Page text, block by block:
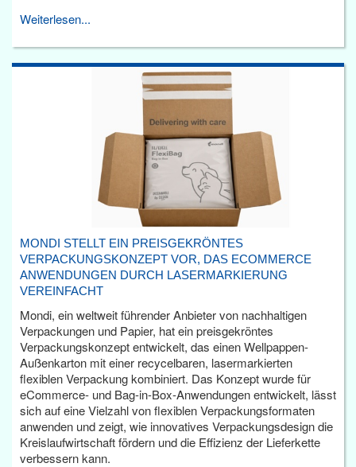
Weiterlesen...
MONDI STELLT EIN PREISGEKRÖNTES
VERPACKUNGSKONZEPT VOR, DAS ECOMMERCE
ANWENDUNGEN DURCH LASERMARKIERUNG
VEREINFACHT
Mondi, ein weltweit führender Anbieter von nachhaltigen
Verpackungen und Papier, hat ein preisgekröntes
Verpackungskonzept entwickelt, das einen Wellpappen-
Außenkarton mit einer recycelbaren, lasermarkierten
flexiblen Verpackung kombiniert. Das Konzept wurde für
eCommerce- und Bag-in-Box-Anwendungen entwickelt, lässt
sich auf eine Vielzahl von flexiblen Verpackungsformaten
anwenden und zeigt, wie innovatives Verpackungsdesign die
Kreislaufwirtschaft fördern und die Effizienz der Lieferkette
verbessern kann.